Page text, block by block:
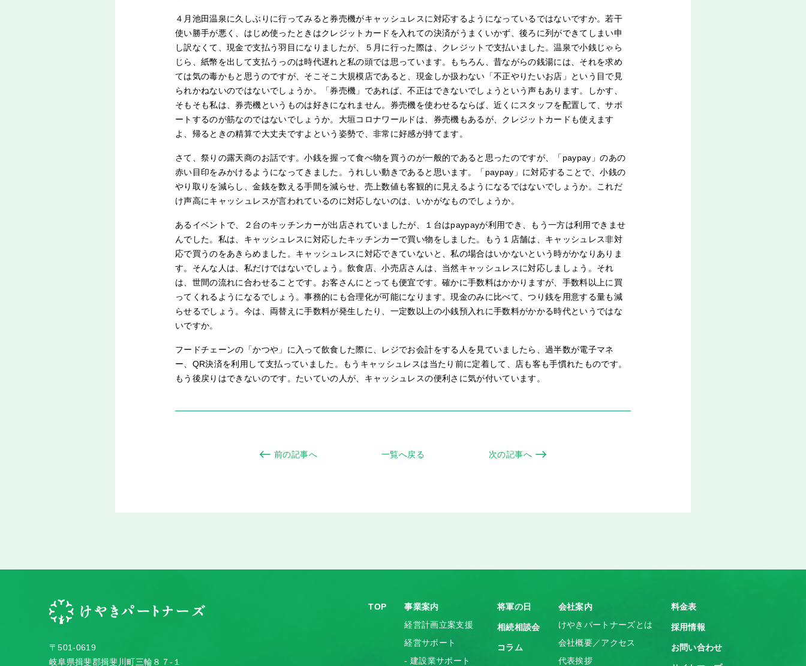
４月池田温泉に久しぶりに行ってみると券売機がキャッシュレスに対応するようになっているではないですか。若干
使い勝手が悪く、はじめ使ったときはクレジットカードを入れての決済がうまくいかず、後ろに列ができてしまい申
し訳なくて、現金で支払う羽目になりましたが、５月に行った際は、クレジットで支払いました。温泉で小銭じゃら
じら、紙幣を出して支払うっのは時代遅れと私の頭では思っています。もちろん、昔ながらの銭湯には、それを求め
ては気の毒かもと思うのですが、そこそこ大規模店であると、現金しか扱わない「不正やりたいお店」という目で見
られかねないのではないでしょうか。「券売機」であれば、不正はできないでしょうという声もあります。しかす、
そもそも私は、券売機というものは好きになれません。券売機を使わせるならば、近くにスタッフを配置して、サポ
ートするのが筋なのではないでしょうか。大垣コロナワールドは、券売機もあるが、クレジットカードも使えます
よ、帰るときの精算で大丈夫ですよという姿勢で、非常に好感が持てます。
さて、祭りの露天商のお話です。小銭を握って食べ物を買うのが一般的であると思ったのですが、「paypay」のあの
赤い目印をみかけるようになってきました。うれしい動きであると思います。「paypay」に対応することで、小銭の
やり取りを減らし、金銭を数える手間を減らせ、売上数値も客観的に見えるようになるではないでしょうか。これだ
け声高にキャッシュレスが言われているのに対応しないのは、いかがなものでしょうか。
あるイベントで、２台のキッチンカーが出店されていましたが、１台はpaypayが利用でき、もう一方は利用できませ
んでした。私は、キャッシュレスに対応したキッチンカーで買い物をしました。もう１店舗は、キャッシュレス非対
応で買うのをあきらめました。キャッシュレスに対応できていないと、私の場合はいかないという時がかなりありま
す。そんな人は、私だけではないでしょう。飲食店、小売店さんは、当然キャッシュレスに対応しましょう。それ
は、世間の流れに合わせることです。お客さんにとっても便宜です。確かに手数料はかかりますが、手数料以上に買
ってくれるようになるでしょう。事務的にも合理化が可能になります。現金のみに比べて、つり銭を用意する量も減
らせるでしょう。今は、両替えに手数料が発生したり、一定数以上の小銭預入れに手数料がかかる時代というではな
いですか。
フードチェーンの「かつや」に入って飲食した際に、レジでお会計をする人を見ていましたら、過半数が電子マネ
ー、QR決済を利用して支払っていました。もうキャッシュレスは当たり前に定着して、店も客も手慣れたものです。
もう後戻りはできないのです。たいていの人が、キャッシュレスの便利さに気が付いています。
前の記事へ 一覧へ戻る 次の記事へ
〒501-0619
岐阜県揖斐郡揖斐川町三輪８７-１
TOP
事業案内
経営計画立案支援
経営サポート
- 建設業サポート
将軍の日
相続相談会
コラム
会社案内
けやきパートナーズとは
会社概要／アクセス
代表挨拶
料金表
採用情報
お問い合わせ